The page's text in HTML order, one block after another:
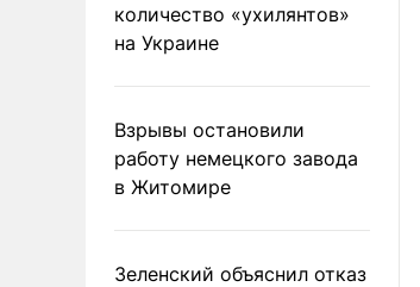
количество «ухилянтов»
на Украине
Взрывы остановили
работу немецкого завода
в Житомире
Зеленский объяснил отказ